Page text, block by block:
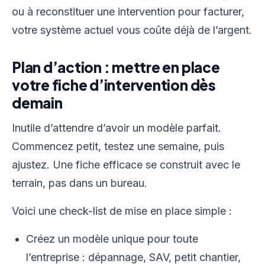
ou à reconstituer une intervention pour facturer,
votre système actuel vous coûte déjà de l’argent.
Plan d’action : mettre en place
votre fiche d’intervention dès
demain
Inutile d’attendre d’avoir un modèle parfait.
Commencez petit, testez une semaine, puis
ajustez. Une fiche efficace se construit avec le
terrain, pas dans un bureau.
Voici une check-list de mise en place simple :
Créez un modèle unique pour toute
l’entreprise : dépannage, SAV, petit chantier,